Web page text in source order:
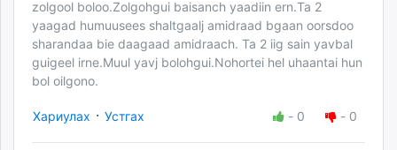
zolgool boloo.Zolgohgui baisanch yaadiin ern.Ta 2
yaagad humuusees shaltgaalj amidraad bgaan oorsdoo
sharandaa bie daagaad amidraach. Ta 2 iig sain yavbal
guigeel irne.Muul yavj bolohgui.Nohortei hel uhaantai hun
bol oilgono.
Хариулах · Устгах - 0 - 0